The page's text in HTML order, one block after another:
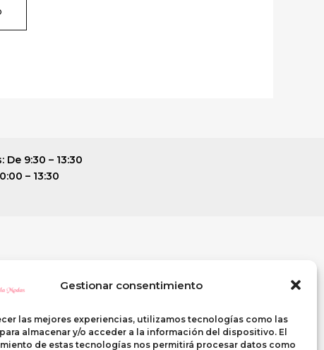
Gestionar consentimiento
las mejores experiencias, utilizamos tecnologías como las
almacenar y/o acceder a la información del dispositivo. El
de estas tecnologías nos permitirá procesar datos como
De 9:30 – 13:30
– 13:30
PUENTE GENIL (Córdoba)
Telf. 633 268 438